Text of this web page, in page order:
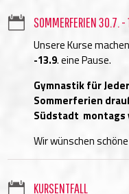
 SOMMERFERIEN 30.7.
Unsere Kurse
-13.9. eine Pause.
Gymnastik für
Sommerferien
Südstadt montags
Wir wünschen
 KURSENTFALL